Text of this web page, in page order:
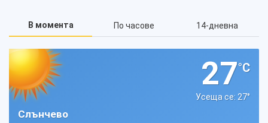
В момента По часове 14-дневна
27°C
Усеща се: 27°
Слънчево